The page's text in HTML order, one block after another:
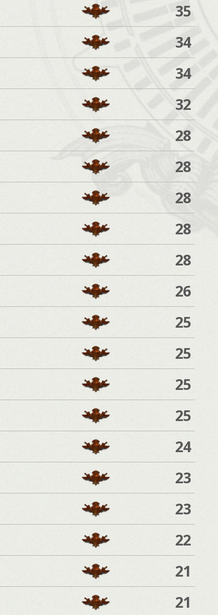
35
34
34
32
28
28
28
28
28
26
25
25
25
25
24
23
23
22
21
21